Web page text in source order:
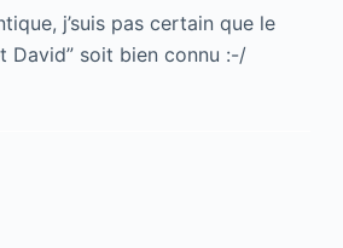
j’suis pas certain que le
David” soit bien connu :-/